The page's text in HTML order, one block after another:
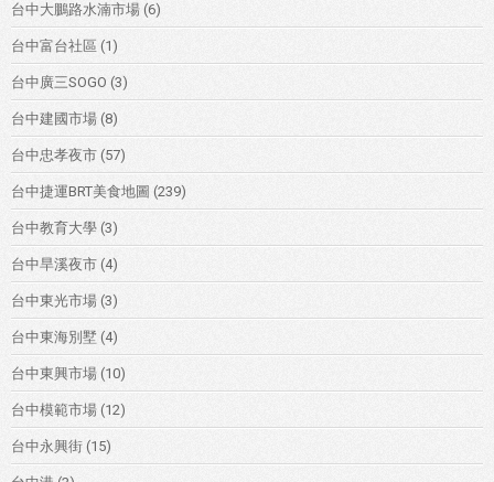
台中大鵬路水湳市場 (6)
台中富台社區 (1)
台中廣三SOGO (3)
台中建國市場 (8)
台中忠孝夜市 (57)
台中捷運BRT美食地圖 (239)
台中教育大學 (3)
台中旱溪夜市 (4)
台中東光市場 (3)
台中東海別墅 (4)
台中東興市場 (10)
台中模範市場 (12)
台中永興街 (15)